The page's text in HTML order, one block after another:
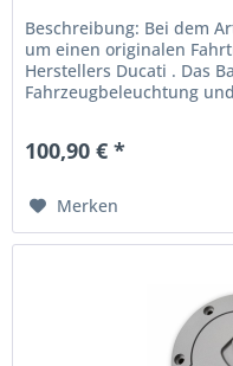
Beschreibung: Bei dem
um einen originalen
Herstellers Ducati . Das
Fahrzeugbeleuchtung
100,90 € *
Merken